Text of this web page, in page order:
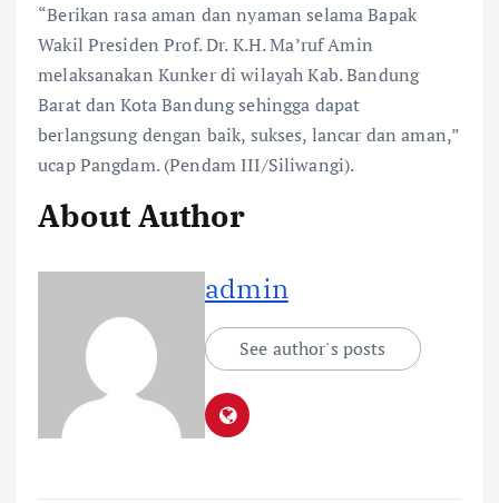
“Berikan rasa aman dan nyaman selama Bapak
Wakil Presiden Prof. Dr. K.H. Ma’ruf Amin
melaksanakan Kunker di wilayah Kab. Bandung
Barat dan Kota Bandung sehingga dapat
berlangsung dengan baik, sukses, lancar dan aman,”
ucap Pangdam. (Pendam III/Siliwangi).
About Author
admin
See author's posts